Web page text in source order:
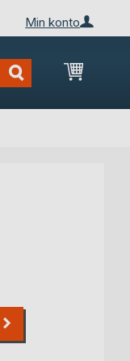
Min konto
Min